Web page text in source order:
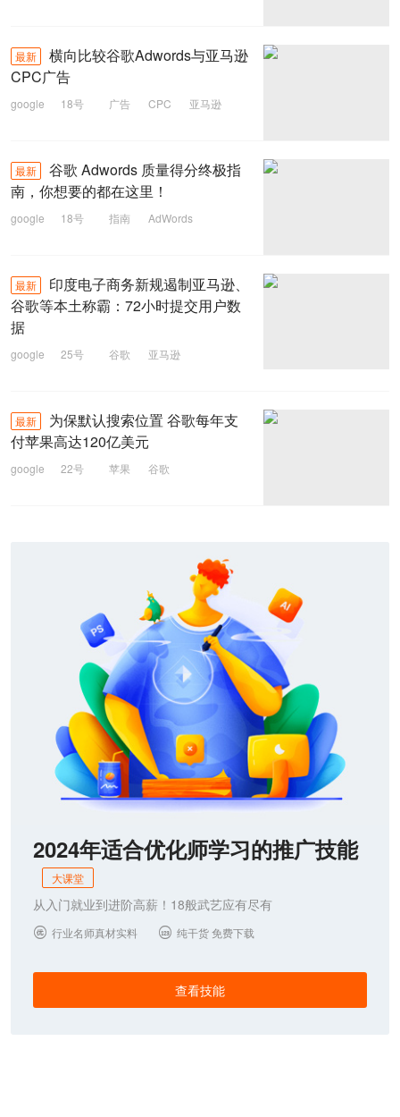
最新
横向比较谷歌Adwords与亚马逊
CPC广告
google 18号 广告 CPC
亚马逊
最新
谷歌 Adwords 质量得分终极指
南，你想要的都在这里！
google 18号 指南
AdWords
最新
印度电子商务新规遏制亚马逊、
谷歌等本土称霸：72小时提交用户数
据
google 25号 谷歌
亚马逊
最新
为保默认搜索位置 谷歌每年支
付苹果高达120亿美元
google 22号 苹果
谷歌
2024年适合优化师学习的推广技能
大课堂
从入门就业到进阶高薪！18般武艺应有尽有
 行业名师真材实料  纯干货 免费下载
查看技能